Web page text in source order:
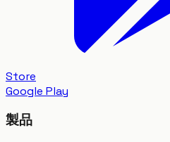
Store
Google Play
製品